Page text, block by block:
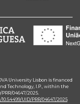
University Lisbon is financed
Technology, I.P., within the
04647/2025.
UID/PRR/04647/2025